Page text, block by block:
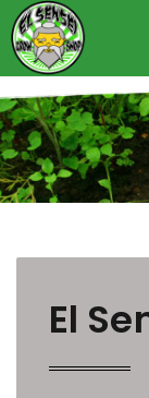
al
contenido
El